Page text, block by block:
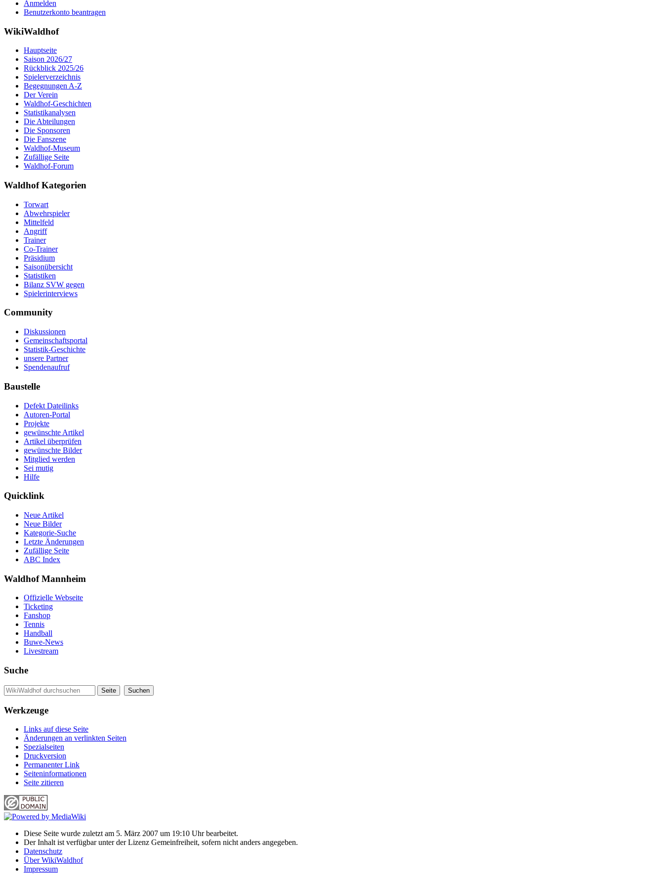
Anmelden
Benutzerkonto beantragen
WikiWaldhof
Hauptseite
Saison 2026/27
Rückblick 2025/26
Spielerverzeichnis
Begegnungen A-Z
Der Verein
Waldhof-Geschichten
Statistikanalysen
Die Abteilungen
Die Sponsoren
Die Fanszene
Waldhof-Museum
Zufällige Seite
Waldhof-Forum
Waldhof Kategorien
Torwart
Abwehrspieler
Mittelfeld
Angriff
Trainer
Co-Trainer
Präsidium
Saisonübersicht
Statistiken
Bilanz SVW gegen
Spielerinterviews
Community
Diskussionen
Gemeinschaftsportal
Statistik-Geschichte
unsere Partner
Spendenaufruf
Baustelle
Defekt Dateilinks
Autoren-Portal
Projekte
gewünschte Artikel
Artikel überprüfen
gewünschte Bilder
Mitglied werden
Sei mutig
Hilfe
Quicklink
Neue Artikel
Neue Bilder
Kategorie-Suche
Letzte Änderungen
Zufällige Seite
ABC Index
Waldhof Mannheim
Offizielle Webseite
Ticketing
Fanshop
Tennis
Handball
Buwe-News
Livestream
Suche
Werkzeuge
Links auf diese Seite
Änderungen an verlinkten Seiten
Spezialseiten
Druckversion
Permanenter Link
Seiten­informationen
Seite zitieren
Diese Seite wurde zuletzt am 5. März 2007 um 19:10 Uhr bearbeitet.
Der Inhalt ist verfügbar unter der Lizenz Gemeinfreiheit, sofern nicht anders angegeben.
Datenschutz
Über WikiWaldhof
Impressum